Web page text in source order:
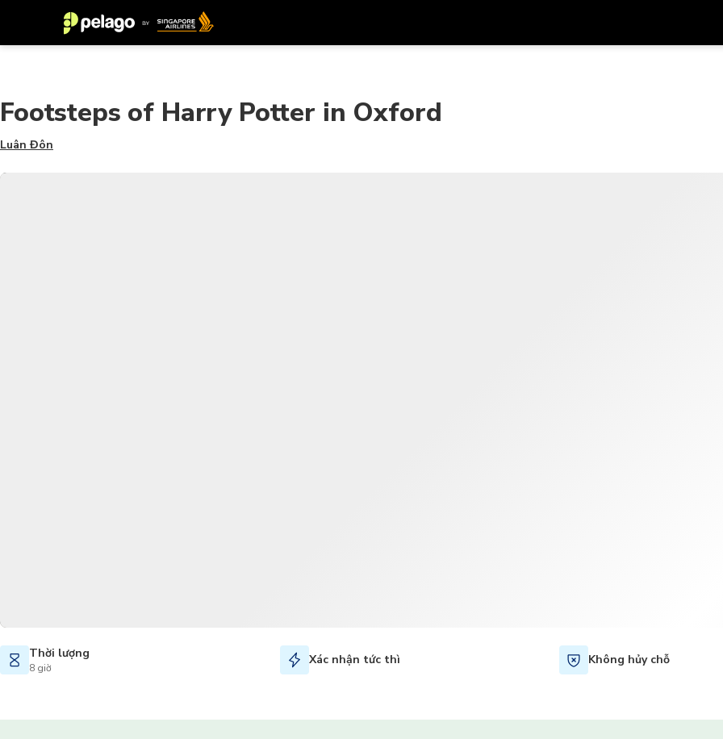
Footsteps of Harry Potter in Oxford
Luân Đôn
Thời lượng
8 giờ
Xác nhận tức thì Không hủy chỗ